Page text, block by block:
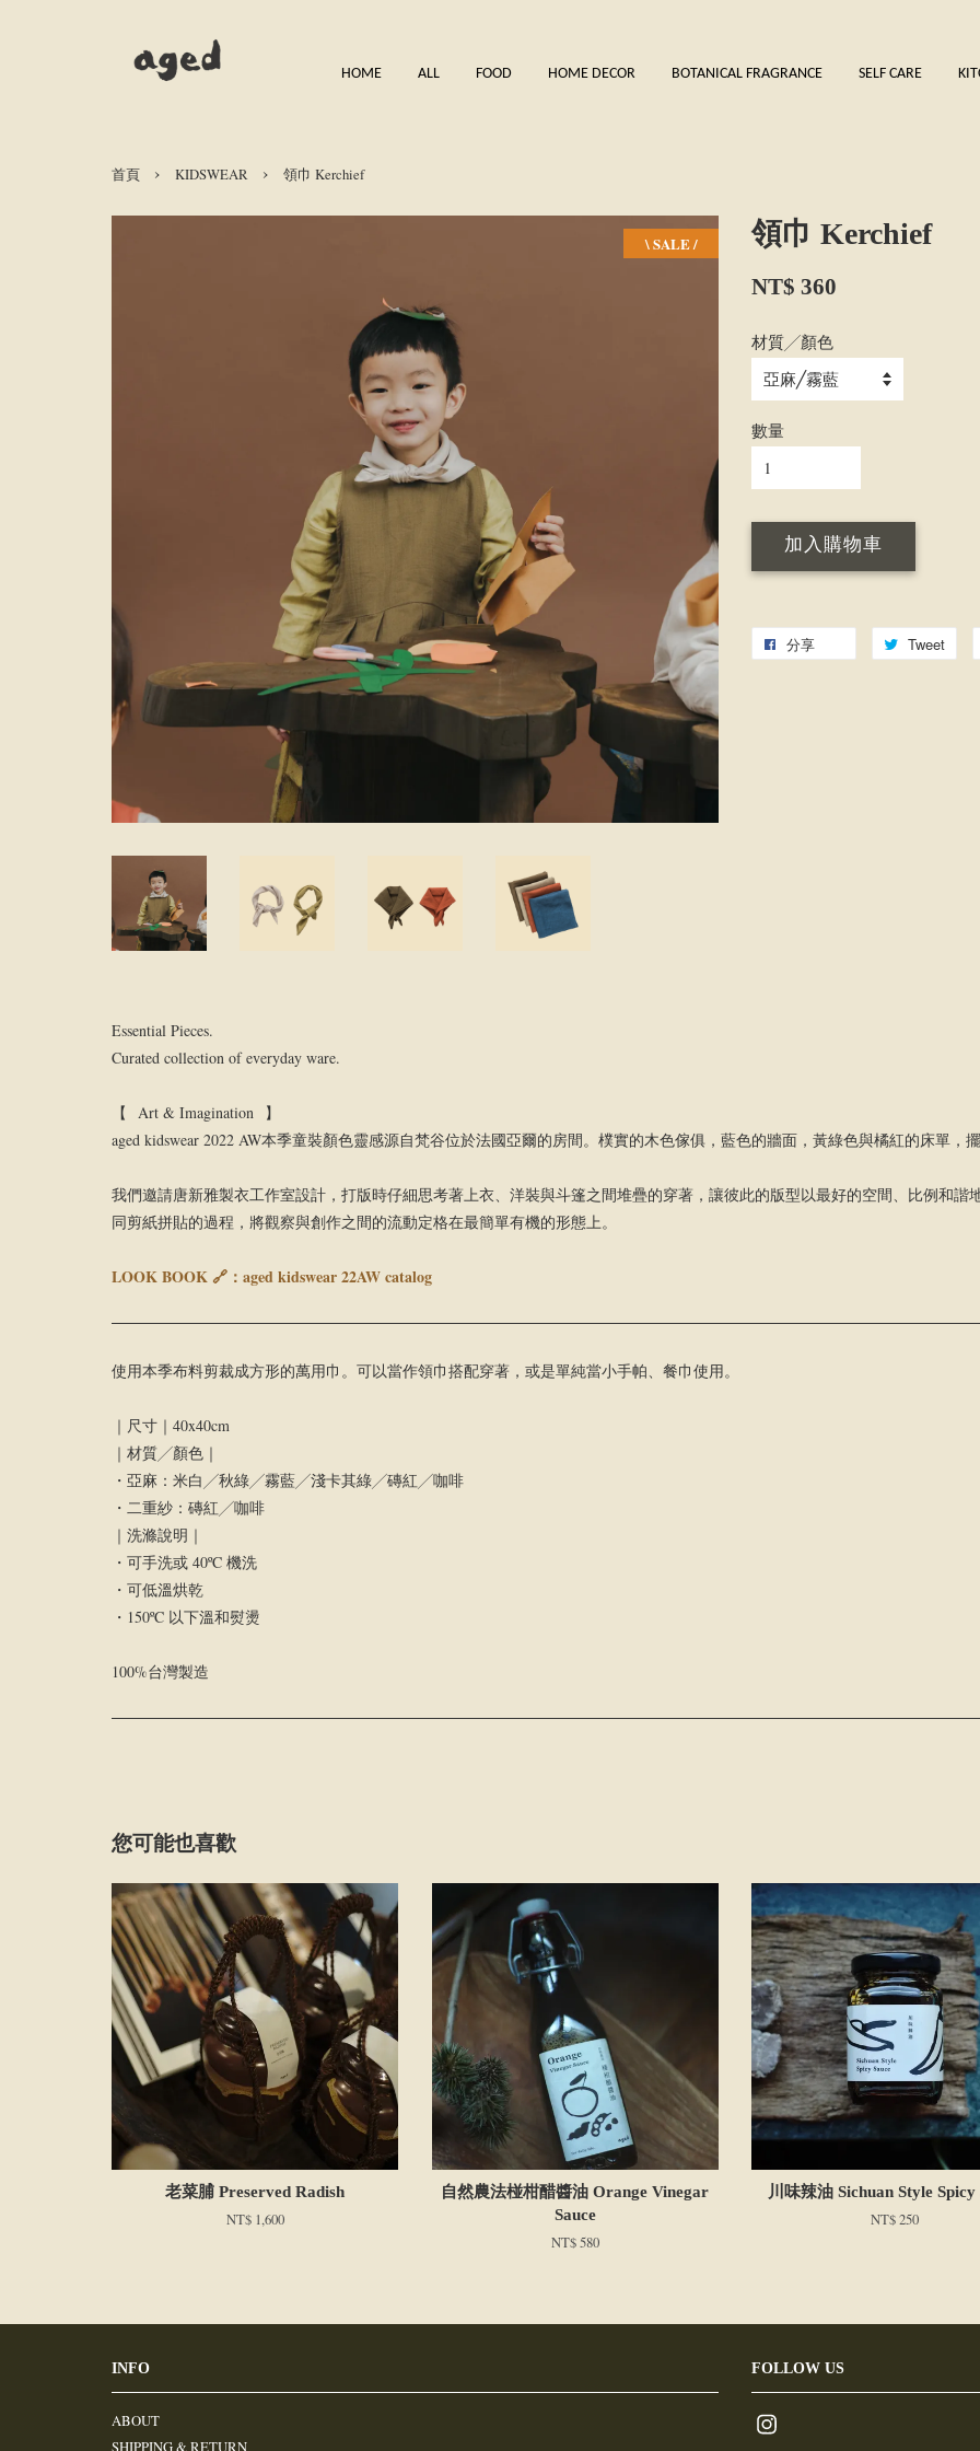
HOME ALL FOOD HOME DECOR BOTANICAL FRAGRANCE SELF CARE
首頁 › KIDSWEAR › 領巾 Kerchief
\ SALE / 領巾 Kerchief
NT$ 360
材質╱顏色
數量
加入購物車
分享 Tweet
Essential Pieces.
Curated collection of everyday ware.
【 Art & Imagination 】
aged kidswear 2022 AW本季童裝顏色靈感源自梵谷位於法國亞爾的房間。樸實的木色傢俱，藍色的牆面，黃綠色與橘紅的床單，
我們邀請唐新雅製衣工作室設計，打版時仔細思考著上衣、洋裝與斗篷之間堆疊的穿著，讓彼此的版型以最好的空間、比例和
同剪紙拼貼的過程，將觀察與創作之間的流動定格在最簡單有機的形態上。
LOOK BOOK 🔗： aged kidswear 22AW catalog
使用本季布料剪裁成方形的萬用巾。可以當作領巾搭配穿著，或是單純當小手帕、餐巾使用。
｜尺寸｜40x40cm
｜材質╱顏色｜
・亞麻：米白╱秋綠╱霧藍╱淺卡其綠╱磚紅╱咖啡
・二重紗：磚紅╱咖啡
｜洗滌說明｜
・可手洗或 40ºC 機洗
・可低溫烘乾
・150ºC 以下溫和熨燙
100%台灣製造
您可能也喜歡
老菜脯 Preserved Radish
NT$ 1,600
自然農法椪柑醋醬油 Orange Vinegar
Sauce
NT$ 580
川味辣油 Sichuan Style Spicy
NT$ 250
INFO
ABOUT
SHIPPING & RETURN
FOLLOW US